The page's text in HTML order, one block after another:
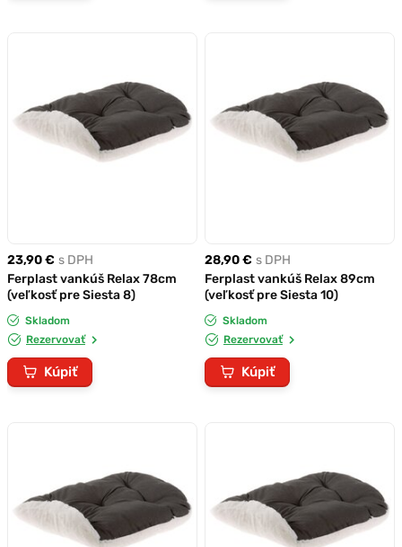
23,90 € s DPH
Ferplast vankúš Relax 78cm
(veľkosť pre Siesta 8)
Skladom
Rezervovať
Kúpiť
28,90 € s DPH
Ferplast vankúš Relax 89cm
(veľkosť pre Siesta 10)
Skladom
Rezervovať
Kúpiť